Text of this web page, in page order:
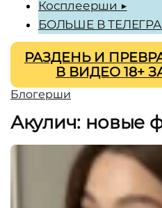
Косплеерши ▶
БОЛЬШЕ В
РАЗДЕНЬ И
В ВИДЕО 18+
Блогерши
Акулич: новые